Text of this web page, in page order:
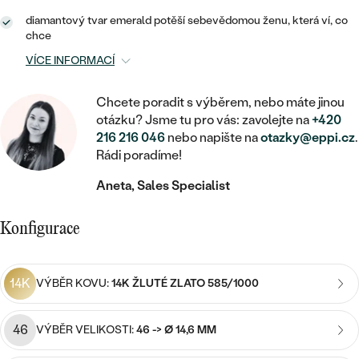
S VÝPLNÍ
DLE CENY
CENOVĚ DOSTUPNÉ
ZAČÍT S LAB-GROWN DIAMANTEM
ZAČÍT S BAREVNÝM DIAMANTEM
DLE DRAHOKAMU
DIAMANT
LAB-GROWN DIAMANT
MOISSANIT
BAREVNÝ DIAMANT
ČERNÝ DIAMANT
SALT AND PEPPER DIAMANT
DĚTSKÉ ŠPERKY
BROŽE
DOPLŇKY
DLE MATERIÁLU
STŘÍBRO
PLATINA
DLE KAMENE
S DIAMANTY
DĚTSKÉ
PIERCING
DLE KAMENE
S DIAMANTY
S DRAHOKAMY
DLE CENY
CENOVĚ DOSTUPNÉ
LUXUSNÍ
MEDAILONKY
ŘETÍZKY
VE TVARU SRDCE
SE ZVÍŘATY
DLE DRAHOKAMU
S DIAMANTY
S DRAHOKAMY
S PERLAMI
DLE CENY
STATEMENT
PERSONALIZOVANÉ
DLE DRAHOKAMU
S DRAHOKAMY
S PERLAMI
DLE CENY
diamantový tvar emerald potěší sebevědomou ženu, která ví, co
chce
VÍCE INFORMACÍ
Chcete poradit s výběrem, nebo máte jinou
otázku? Jsme tu pro vás: zavolejte na+420
216 216 046 nebo napište naotazky@eppi.cz.
Rádi poradíme!
Aneta, Sales Specialist
Konfigurace
14K VÝBĚR KOVU:14K ŽLUTÉ ZLATO 585/1000
46 VÝBĚR VELIKOSTI:46 -> Ø 14,6 MM